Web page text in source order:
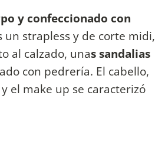
y confeccionado con
un strapless y de corte midi,
al calzado, unas sandalias
con pedrería. El cabello,
el make up se caracterizó